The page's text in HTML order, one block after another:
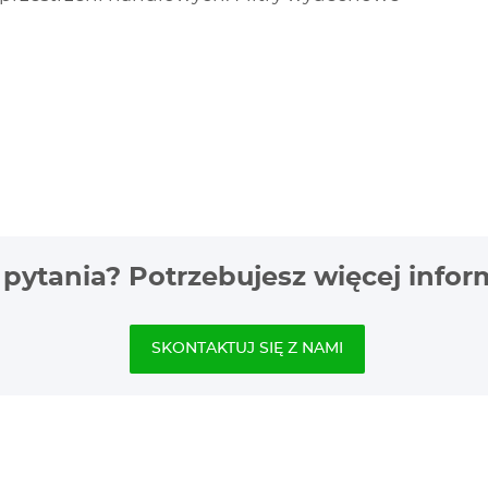
pytania? Potrzebujesz więcej
SKONTAKTUJ SIĘ Z NAMI